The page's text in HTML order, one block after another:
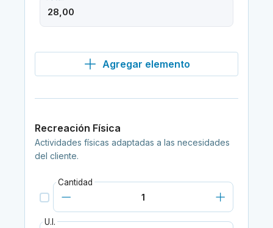
Agregar elemento
Recreación Física
Actividades físicas adaptadas a las necesidades
del cliente.
Cantidad
U.I.